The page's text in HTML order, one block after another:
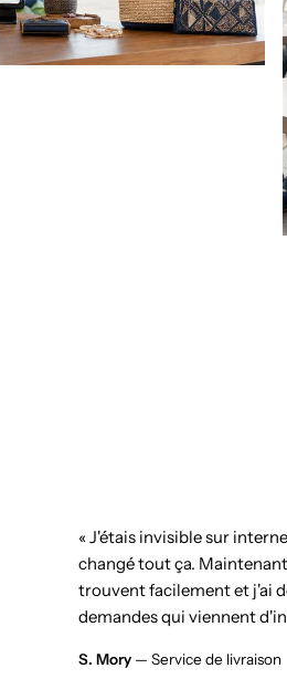
« J'étais invisible sur
changé tout ça.
trouvent facilement et j'ai
demandes qui viennent
S. Mory — Service de livraison